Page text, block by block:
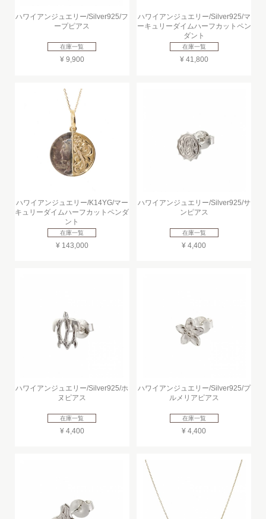
ハワイアンジュエリー/Silver925/フ
ープピアス
在庫一覧
¥ 9,900
ハワイアンジュエリー/Silver925/マ
ーキュリーダイムハーフカットペン
ダント
在庫一覧
¥ 41,800
ハワイアンジュエリー/K14YG/マー
キュリーダイムハーフカットペンダ
ント
在庫一覧
¥ 143,000
ハワイアンジュエリー/Silver925/サ
ンピアス
在庫一覧
¥ 4,400
ハワイアンジュエリー/Silver925/ホ
ヌピアス
在庫一覧
¥ 4,400
ハワイアンジュエリー/Silver925/プ
ルメリアピアス
在庫一覧
¥ 4,400